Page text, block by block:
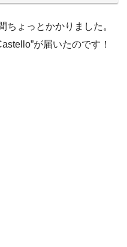
ちょっとかかりました。
が届いたのです！